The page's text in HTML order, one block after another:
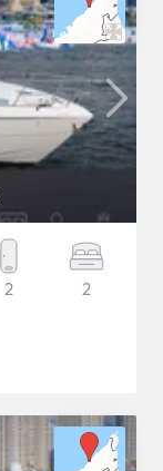
2 2